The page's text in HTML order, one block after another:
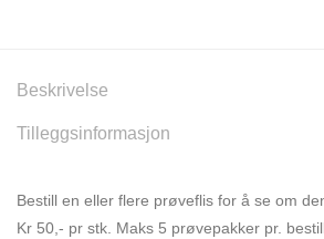
Beskrivelse
Tilleggsinformasjon
Bestill en eller flere prøveflis for å se om
Kr 50,- pr stk. Maks 5 prøvepakker pr.